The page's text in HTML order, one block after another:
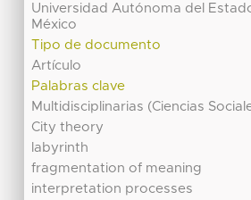
Universidad Autónoma del
México
Tipo de documento
Artículo
Palabras clave
Multidisciplinarias (Ciencias
City theory
labyrinth
fragmentation of meaning
interpretation processes